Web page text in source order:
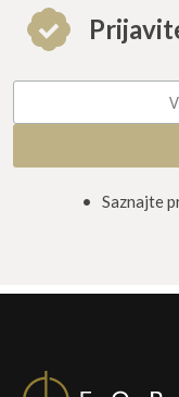
• Saznajte